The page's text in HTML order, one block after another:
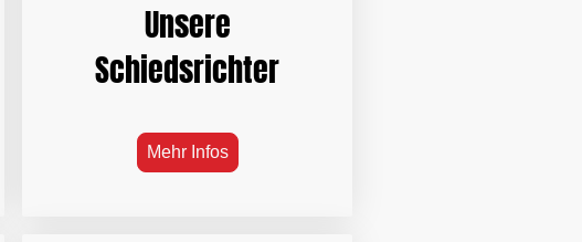
Unsere
Schiedsrichter
Mehr Infos